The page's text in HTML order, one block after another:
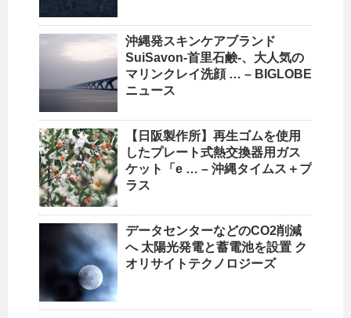
沖縄発スキンケアブランド
SuiSavon-首里石鹸-、大人気の
マリンクレイ洗顔 … – BIGLOBE
ニュース
【日阪製作所】再生ゴムを使用
したプレート式熱交換器用ガス
ケット「e … – 沖縄タイムス＋プ
ラス
データセンターなどのCO2削減
へ 太陽光発電と蓄電池を設置 ク
オリサイトテクノロジーズ